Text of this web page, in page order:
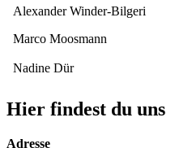
Alexander Winder-Bilgeri
Marco Moosmann
Nadine Dür
Hier findest du uns
Adresse